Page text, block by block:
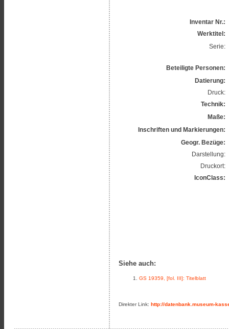
Inventar Nr.:
Werktitel:
Serie:
Beteiligte Personen:
Datierung:
Druck:
Technik:
Maße:
Inschriften und Markierungen:
Geogr. Bezüge:
Darstellung:
Druckort:
IconClass:
Siehe auch:
GS 19359, [fol. III]: Titelblatt
Direkter Link: http://datenbank.museum-